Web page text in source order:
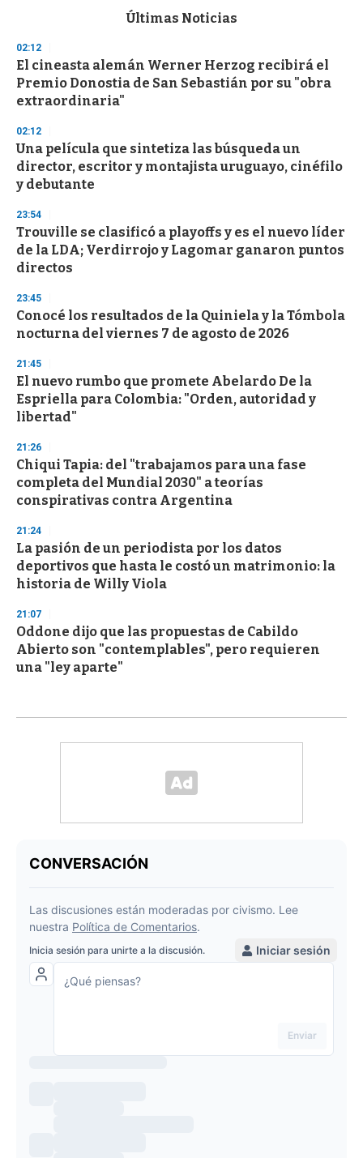
d
s
o
f
3
s
e
c
o
n
d
Últimas Noticias
02:12
El cineasta alemán Werner Herzog recibirá el
Premio Donostia de San Sebastián por su "obra
extraordinaria"
02:12
Una película que sintetiza las búsqueda un
director, escritor y montajista uruguayo, cinéfilo
y debutante
23:54
Trouville se clasificó a playoffs y es el nuevo líder
de la LDA; Verdirrojo y Lagomar ganaron puntos
directos
23:45
Conocé los resultados de la Quiniela y la Tómbola
nocturna del viernes 7 de agosto de 2026
21:45
El nuevo rumbo que promete Abelardo De la
Espriella para Colombia: "Orden, autoridad y
libertad"
21:26
Chiqui Tapia: del "trabajamos para una fase
completa del Mundial 2030" a teorías
conspirativas contra Argentina
21:24
La pasión de un periodista por los datos
deportivos que hasta le costó un matrimonio: la
historia de Willy Viola
21:07
Oddone dijo que las propuestas de Cabildo
Abierto son "contemplables", pero requieren
una "ley aparte"